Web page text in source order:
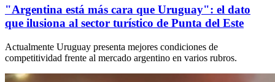
"Argentina está más cara que Uruguay": el dato
que ilusiona al sector turístico de Punta del Este
Actualmente Uruguay presenta mejores condiciones de
competitividad frente al mercado argentino en varios rubros.